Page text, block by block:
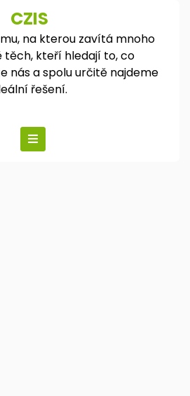
CZIS
na kterou zavítá mnoho
těch, kteří hledají to, co
nás a spolu určitě najdeme
řešení.